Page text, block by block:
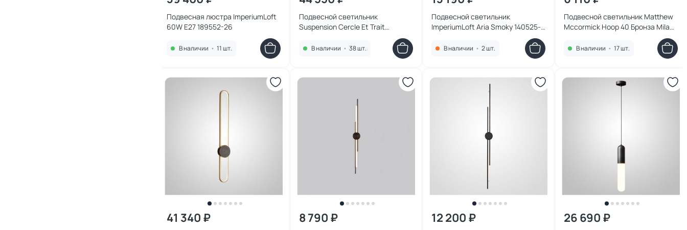
Подвесная люстра ImperiumLoft
60W E27 189552-26
В наличии • 11 шт.
Подвесной светильник
Suspension Cercle Et Trait
ImperiumLoft 202723-23
В наличии • 38 шт.
Подвесной светильник
ImperiumLoft Aria Smoky 140525-
В наличии • 2 шт.
Подвесной светильник Matthew
Mccormick Hoop 40 Бронза Mila
Pendant ImperiumLoft 181903-22
В наличии • 17 шт.
41 340 ₽ 8 790 ₽ 12 200 ₽ 26 690 ₽